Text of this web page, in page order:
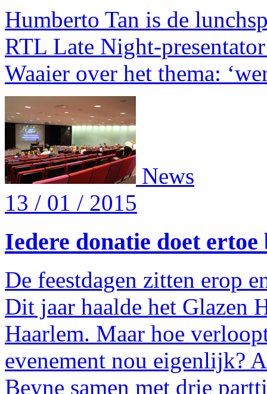
Humberto Tan is de
RTL Late Night-
Waaier over het thema:
News
13 / 01 / 2015
Iedere donatie doet
De feestdagen zitten erop
Dit jaar haalde het Glazen
Haarlem. Maar hoe
evenement nou eigenlijk?
Beyne samen met drie